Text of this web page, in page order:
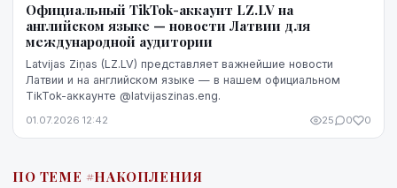
Официальный TikTok-аккаунт LZ.LV на
английском языке — новости Латвии для
международной аудитории
Latvijas Ziņas (LZ.LV) представляет важнейшие новости
Латвии и на английском языке — в нашем официальном
TikTok-аккаунте @latvijaszinas.eng.
01.07.2026 12:42 25 0 0
ПО ТЕМЕ #НАКОПЛЕНИЯ